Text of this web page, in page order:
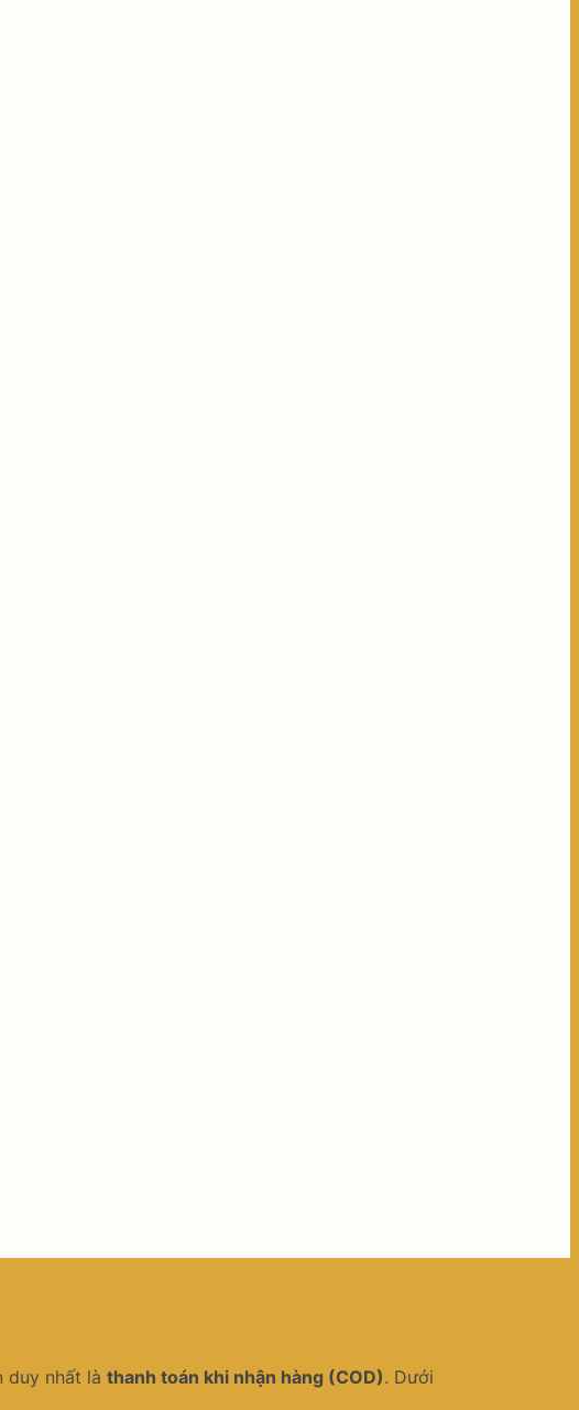
duy nhất là thanh toán khi nhận hàng (COD). Dưới